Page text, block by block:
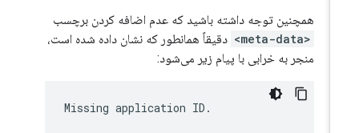
همچنین توجه داشته باشید که عدم اضافه کردن برچسب
دقیقاً همانطور که نشان داده شده است،
منجر به خرابی با پیام زیر می‌شود: